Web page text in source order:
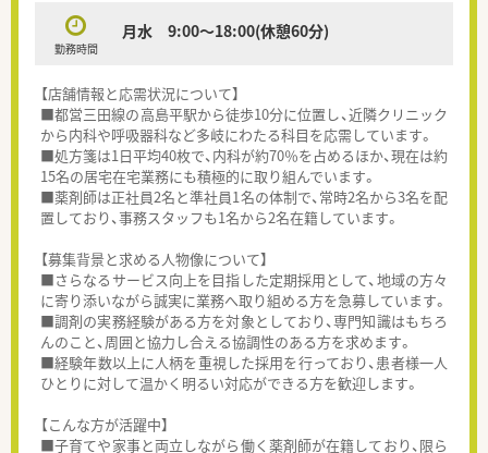
勤務時間
月水 9:00～18:00(休憩60分)
【店舗情報と応需状況について】
■都営三田線の高島平駅から徒歩10分に位置し、近隣クリニック
から内科や呼吸器科など多岐にわたる科目を応需しています。
■処方箋は1日平均40枚で、内科が約70％を占めるほか、現在は約
15名の居宅在宅業務にも積極的に取り組んでいます。
■薬剤師は正社員2名と準社員1名の体制で、常時2名から3名を配
置しており、事務スタッフも1名から2名在籍しています。
【募集背景と求める人物像について】
■さらなるサービス向上を目指した定期採用として、地域の方々
に寄り添いながら誠実に業務へ取り組める方を急募しています。
■調剤の実務経験がある方を対象としており、専門知識はもちろ
んのこと、周囲と協力し合える協調性のある方を求めます。
■経験年数以上に人柄を重視した採用を行っており、患者様一人
ひとりに対して温かく明るい対応ができる方を歓迎します。
【こんな方が活躍中】
■子育てや家事と両立しながら働く薬剤師が在籍しており、限ら